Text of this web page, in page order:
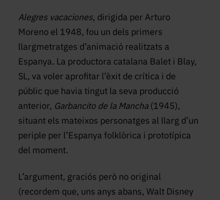
Alegres vacaciones, dirigida per Arturo
Moreno el 1948, fou un dels primers
llargmetratges d’animació realitzats a
Espanya. La productora catalana Balet i Blay,
SL, va voler aprofitar l’èxit de crítica i de
públic que havia tingut la seva producció
anterior, Garbancito de la Mancha(1945),
situant els mateixos personatges al llarg d’un
periple per l’Espanya folklòrica i prototípica
del moment.
L’argument, graciós però no original
(recordem que, uns anys abans, Walt Disney